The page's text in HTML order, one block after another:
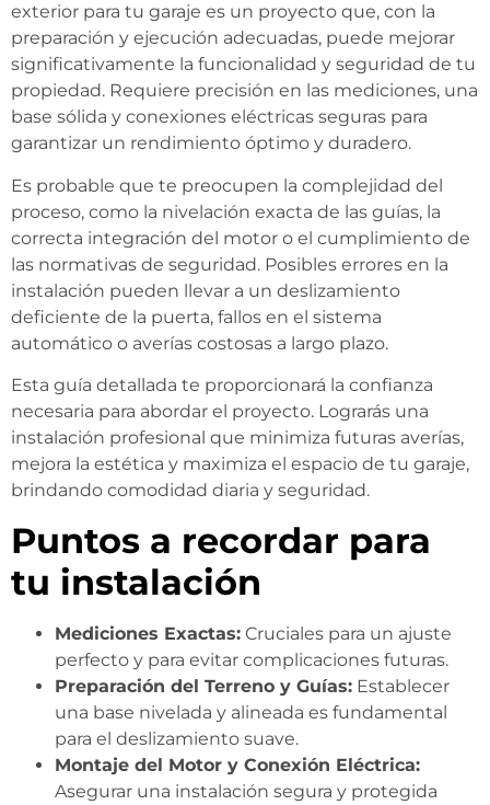
exterior para tu garaje es un proyecto que, con la
preparación y ejecución adecuadas, puede mejorar
significativamente la funcionalidad y seguridad de tu
propiedad. Requiere precisión en las mediciones, una
base sólida y conexiones eléctricas seguras para
garantizar un rendimiento óptimo y duradero.
Es probable que te preocupen la complejidad del
proceso, como la nivelación exacta de las guías, la
correcta integración del motor o el cumplimiento de
las normativas de seguridad. Posibles errores en la
instalación pueden llevar a un deslizamiento
deficiente de la puerta, fallos en el sistema
automático o averías costosas a largo plazo.
Esta guía detallada te proporcionará la confianza
necesaria para abordar el proyecto. Lograrás una
instalación profesional que minimiza futuras averías,
mejora la estética y maximiza el espacio de tu garaje,
brindando comodidad diaria y seguridad.
Puntos a recordar para
tu instalación
Mediciones Exactas: Cruciales para un ajuste
perfecto y para evitar complicaciones futuras.
Preparación del Terreno y Guías: Establecer
una base nivelada y alineada es fundamental
para el deslizamiento suave.
Montaje del Motor y Conexión Eléctrica:
Asegurar una instalación segura y protegida